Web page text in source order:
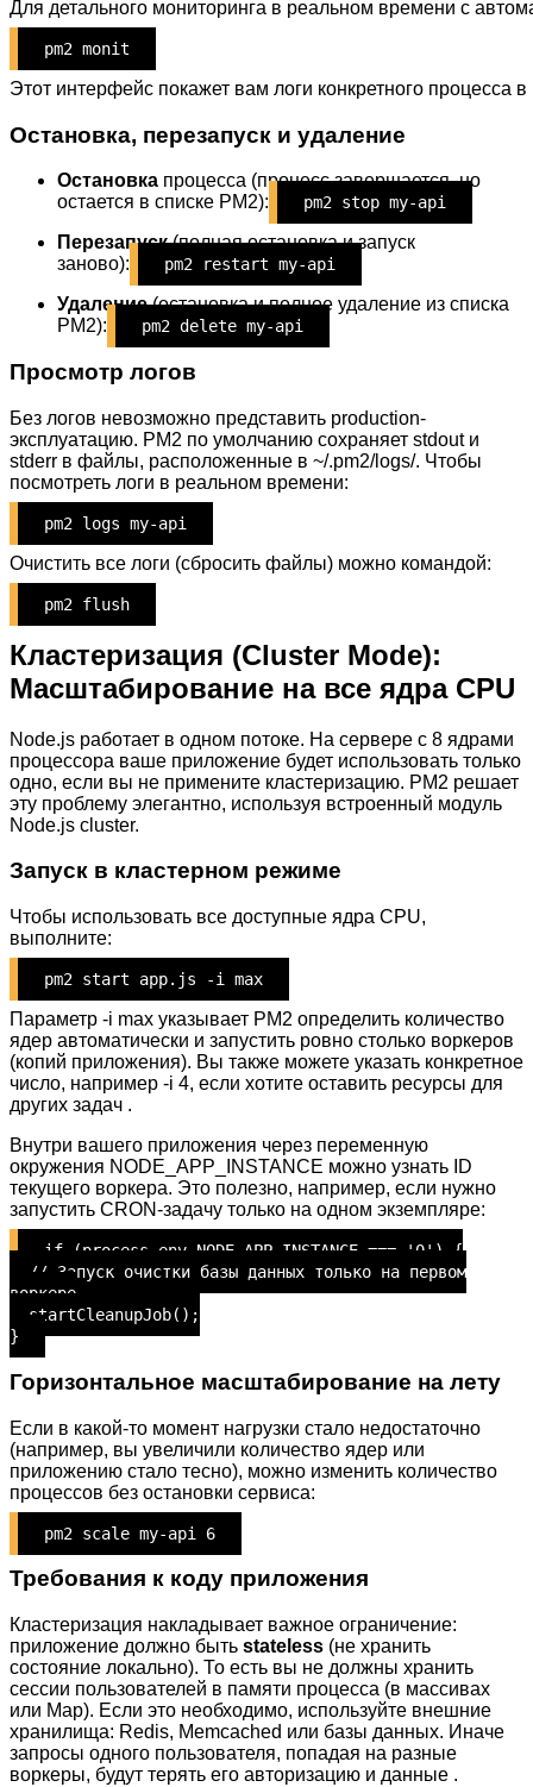
Для детального мониторинга в реальном времени с
pm2 monit
Этот интерфейс покажет вам логи конкретного процесса
Остановка, перезапуск и удаление
Остановка процесса (процесс завершается, но
остается в списке PM2):
pm2 stop my-api
Перезапуск(полная остановка и запуск
заново):
pm2 restart my-api
Удаление(остановка и полное удаление из списка
PM2):
pm2 delete my-api
Просмотр логов
Без логов невозможно представить production-
эксплуатацию. PM2 по умолчанию сохраняет stdout и
stderr в файлы, расположенные в ~/.pm2/logs/. Чтобы
посмотреть логи в реальном времени:
pm2 logs my-api
Очистить все логи (сбросить файлы) можно командой:
pm2 flush
Кластеризация (Cluster Mode):
Масштабирование на все ядра CPU
Node.js работает в одном потоке. На сервере с 8 ядрами
процессора ваше приложение будет использовать только
одно, если вы не примените кластеризацию. PM2 решает
эту проблему элегантно, используя встроенный модуль
Node.js cluster.
Запуск в кластерном режиме
Чтобы использовать все доступные ядра CPU,
выполните:
pm2 start app.js -i max
Параметр -i max указывает PM2 определить количество
ядер автоматически и запустить ровно столько воркеров
(копий приложения). Вы также можете указать конкретное
число, например -i 4, если хотите оставить ресурсы для
других задач .
Внутри вашего приложения через переменную
окружения NODE_APP_INSTANCE можно узнать ID
текущего воркера. Это полезно, например, если нужно
запустить CRON-задачу только на одном экземпляре:
if (process.env.NODE_APP_INSTANCE === '0') {
// Запуск очистки базы данных только на первом
воркере
startCleanupJob();
}
Горизонтальное масштабирование на лету
Если в какой-то момент нагрузки стало недостаточно
(например, вы увеличили количество ядер или
приложению стало тесно), можно изменить количество
процессов без остановки сервиса:
pm2 scale my-api 6
Требования к коду приложения
Кластеризация накладывает важное ограничение:
приложение должно быть stateless (не хранить
состояние локально). То есть вы не должны хранить
сессии пользователей в памяти процесса (в массивах
или Map). Если это необходимо, используйте внешние
хранилища: Redis, Memcached или базы данных. Иначе
запросы одного пользователя, попадая на разные
воркеры, будут терять его авторизацию и данные .